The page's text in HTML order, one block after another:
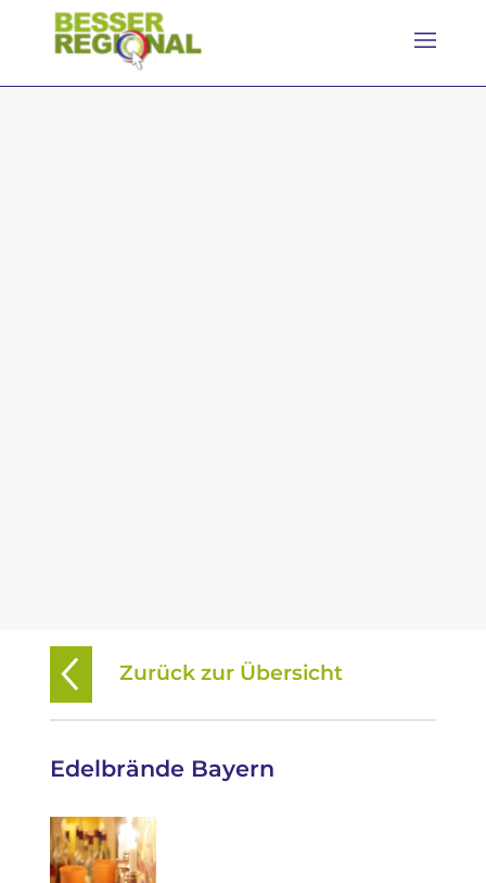
Zurück zur Übersicht
Edelbrände Bayern